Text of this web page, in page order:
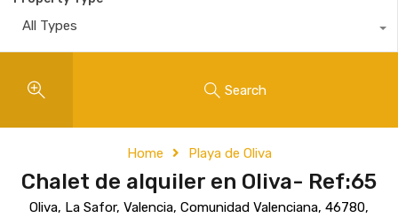
All Types
Search
Home Playa de Oliva
Chalet de alquiler en Oliva- Ref:65
Oliva, La Safor, Valencia, Comunidad Valenciana, 46780,